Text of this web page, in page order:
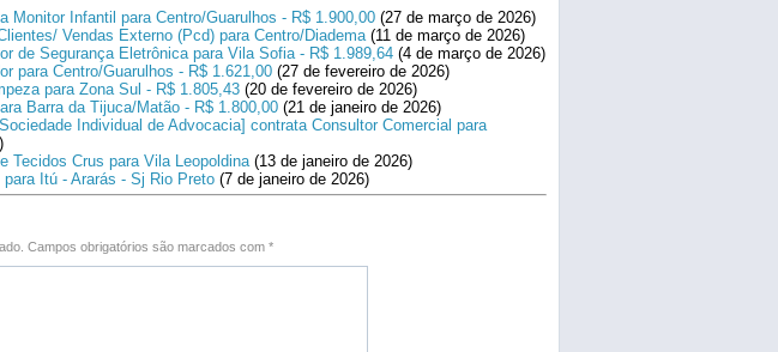
Monitor Infantil para Centro/Guarulhos - R$ 1.900,00 (27 de março de 2026)
Vendas Externo (Pcd) para Centro/Diadema(11 de março de 2026)
de Segurança Eletrônica para Vila Sofia - R$ 1.989,64 (4 de março de 2026)
para Centro/Guarulhos - R$ 1.621,00 (27 de fevereiro de 2026)
para Zona Sul - R$ 1.805,43 (20 de fevereiro de 2026)
Barra da Tijuca/Matão - R$ 1.800,00 (21 de janeiro de 2026)
Individual de Advocacia] contrata Consultor Comercial para
Tecidos Crus para Vila Leopoldina(13 de janeiro de 2026)
Itú - Ararás - Sj Rio Preto (7 de janeiro de 2026)
Campos obrigatórios são marcados com *